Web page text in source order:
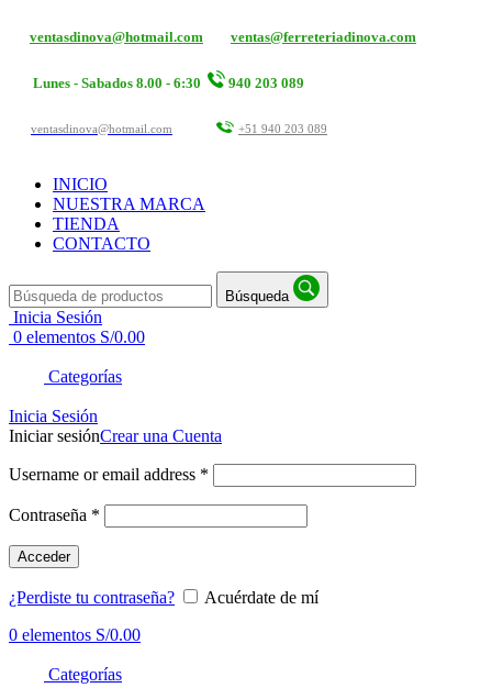
ventasdinova@hotmail.com ventas@ferreteriadinova.com
Lunes - Sabados 8.00 - 6:30 940 203 089
ventasdinova@hotmail.com +51 940 203 089
INICIO
NUESTRA MARCA
TIENDA
CONTACTO
Búsqueda
Inicia Sesión
0 elementos S/0.00
Categorías
Inicia Sesión
Iniciar sesiónCrear una Cuenta
Username or email address *
Contraseña *
Acceder
¿Perdiste tu contraseña?
Acuérdate de mí
0 elementos S/0.00
Categorías